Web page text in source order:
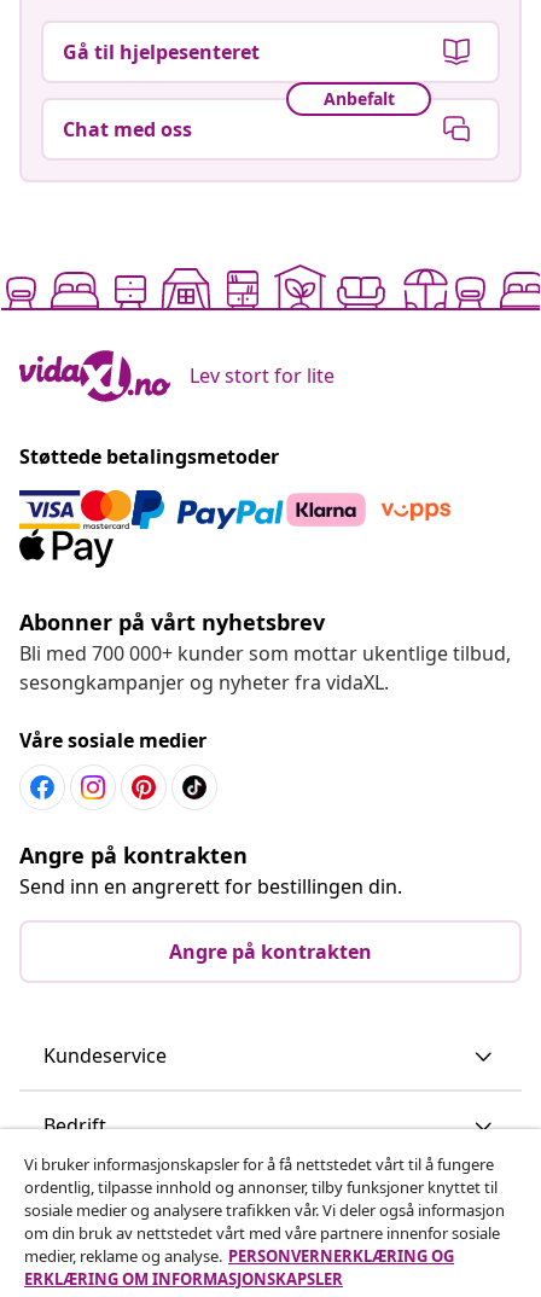
Gå til hjelpesenteret
Anbefalt
Chat med oss
Lev stort for lite
Støttede betalingsmetoder
Abonner på vårt nyhetsbrev
Bli med 700 000+ kunder som mottar ukentlige tilbud,
sesongkampanjer og nyheter fra vidaXL.
Våre sosiale medier
Angre på kontrakten
Send inn en angrerett for bestillingen din.
Angre på kontrakten
Kundeservice
Bedrift
vidaXL
Oppdag mer
Vi bruker informasjonskapsler for å få nettstedet vårt til å fungere
ordentlig, tilpasse innhold og annonser, tilby funksjoner knyttet til
sosiale medier og analysere trafikken vår. Vi deler også informasjon
om din bruk av nettstedet vårt med våre partnere innenfor sosiale
medier, reklame og analyse. PERSONVERNERKLÆRING OG
ERKLÆRING OM INFORMASJONSKAPSLER